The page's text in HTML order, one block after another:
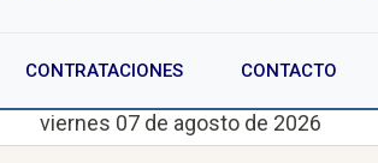
CONTRATACIONES CONTACTO
viernes 07 de agosto de 2026